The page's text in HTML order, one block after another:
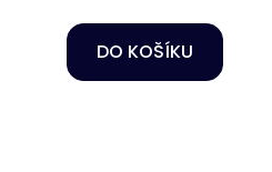
DO KOŠÍKU